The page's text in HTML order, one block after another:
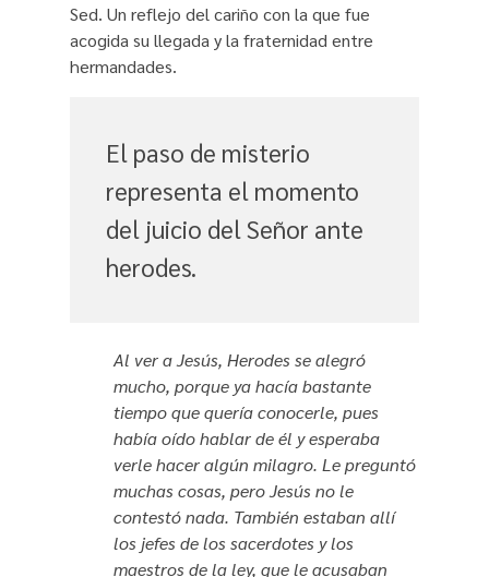
Sed. Un reflejo del cariño con la que fue
acogida su llegada y la fraternidad entre
hermandades.
El paso de misterio
representa el momento
del juicio del Señor ante
herodes.
Al ver a Jesús, Herodes se alegró
mucho, porque ya hacía bastante
tiempo que quería conocerle, pues
había oído hablar de él y esperaba
verle hacer algún milagro. Le preguntó
muchas cosas, pero Jesús no le
contestó nada. También estaban allí
los jefes de los sacerdotes y los
maestros de la ley, que le acusaban